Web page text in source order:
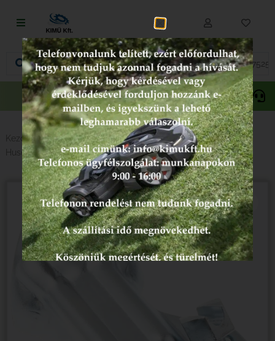
Fűnyírás
Vágás és fűrészelés
Akkumulátoros termékek
Talajápolás és tisztítás
Alkatrészek
Kenőanyagok és kannák
Védőfelszerelés
Tartozékok és kiegészítők
Akciós
termékek
Gepida Oregon
Kezdőlap/ Alkatrészek/ Védőburkolat
/ Szórásvédő rögzítő
Husqvarna 543RS, 553RS, stb.